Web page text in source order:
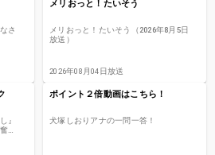
さ
メリおっと！たいそう
メリおっと！たいそう（2026年8月5日
放送）
2026年08月04日放送
』
奮
ポイント２倍動画はこちら！
犬塚しおりアナの一問一答！